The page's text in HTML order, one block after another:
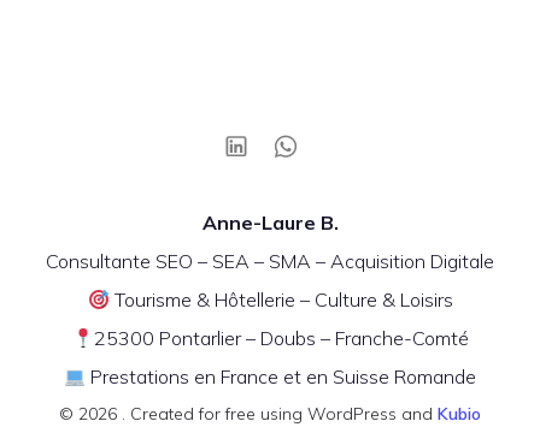
Anne-Laure B.
Consultante SEO – SEA – SMA – Acquisition Digitale
Tourisme & Hôtellerie – Culture & Loisirs
25300 Pontarlier – Doubs – Franche-Comté
Prestations en France et en Suisse Romande
© 2026 . Created for free using WordPress and Kubio